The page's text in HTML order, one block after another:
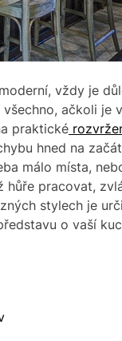
vždy je
ačkoli je
praktické
hned na
málo místa,
pracovat,
stylech je
o vaší